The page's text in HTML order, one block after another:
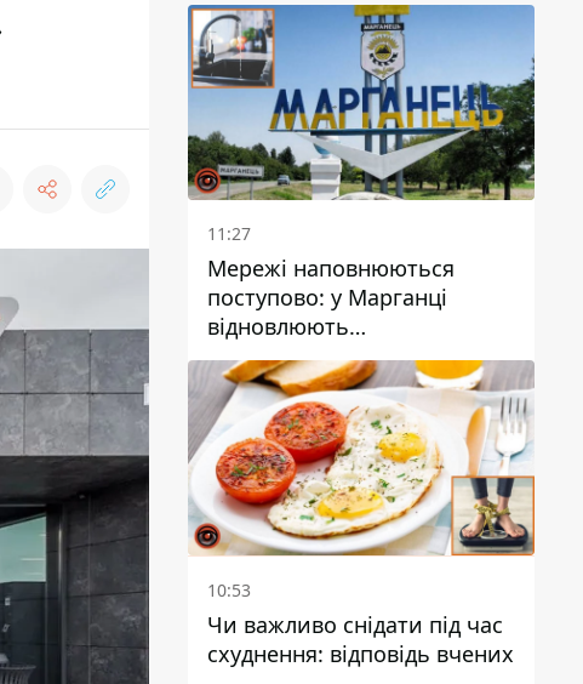
11:27
Мережі наповнюються
поступово: у Марганці
відновлюють
водопостачання
10:53
Чи важливо снідати під час
схуднення: відповідь вчених